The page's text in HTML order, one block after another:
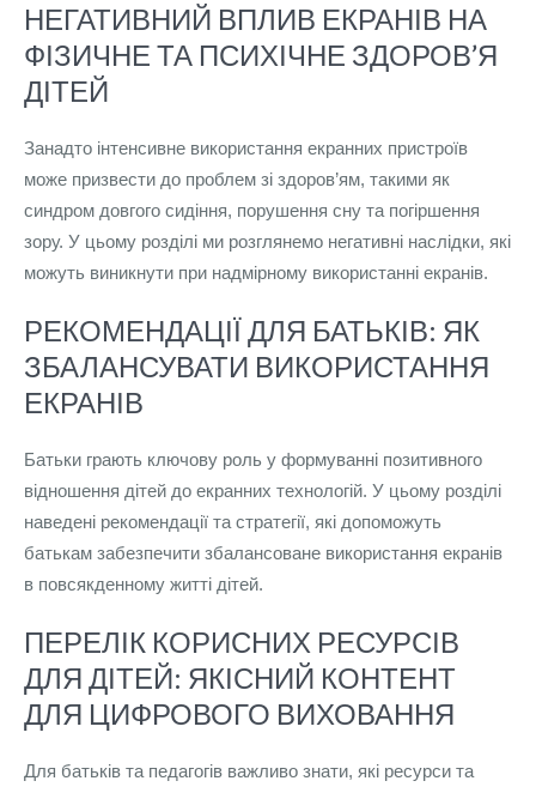
НЕГАТИВНИЙ ВПЛИВ ЕКРАНІВ НА
ФІЗИЧНЕ ТА ПСИХІЧНЕ ЗДОРОВ’Я
ДІТЕЙ
Занадто інтенсивне використання екранних пристроїв
може призвести до проблем зі здоров’ям, такими як
синдром довгого сидіння, порушення сну та погіршення
зору. У цьому розділі ми розглянемо негативні наслідки, які
можуть виникнути при надмірному використанні екранів.
РЕКОМЕНДАЦІЇ ДЛЯ БАТЬКІВ: ЯК
ЗБАЛАНСУВАТИ ВИКОРИСТАННЯ
ЕКРАНІВ
Батьки грають ключову роль у формуванні позитивного
відношення дітей до екранних технологій. У цьому розділі
наведені рекомендації та стратегії, які допоможуть
батькам забезпечити збалансоване використання екранів
в повсякденному житті дітей.
ПЕРЕЛІК КОРИСНИХ РЕСУРСІВ
ДЛЯ ДІТЕЙ: ЯКІСНИЙ КОНТЕНТ
ДЛЯ ЦИФРОВОГО ВИХОВАННЯ
Для батьків та педагогів важливо знати, які ресурси та